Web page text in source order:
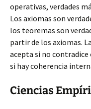
operativas, verdades
Los axiomas son
los teoremas son
partir de los axiomas.
acepta si no contradice
si hay coherencia
Ciencias